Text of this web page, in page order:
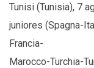
Tunisi (Tunisia), 7
juniores (Spagna-
Francia-
Marocco-Turchia-